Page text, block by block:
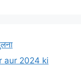
aur 2024 ki